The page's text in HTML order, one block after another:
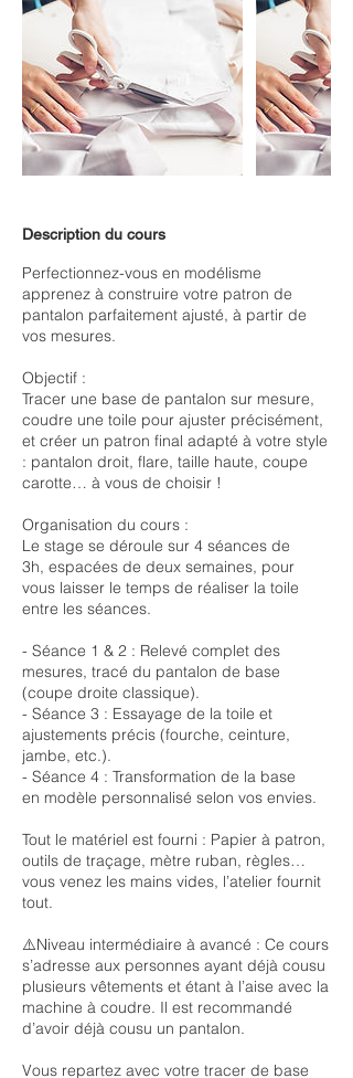
Description du cours
Perfectionnez-vous en modélisme
apprenez à construire votre patron de
pantalon parfaitement ajusté, à partir de
vos mesures.
Objectif :
Tracer une base de pantalon sur mesure,
coudre une toile pour ajuster précisément,
et créer un patron final adapté à votre style
: pantalon droit, flare, taille haute, coupe
carotte… à vous de choisir !
Organisation du cours :
Le stage se déroule sur 4 séances de
3h, espacées de deux semaines, pour
vous laisser le temps de réaliser la toile
entre les séances.
- Séance 1 & 2 : Relevé complet des
mesures, tracé du pantalon de base
(coupe droite classique).
- Séance 3 : Essayage de la toile et
ajustements précis (fourche, ceinture,
jambe, etc.).
- Séance 4 : Transformation de la base
en modèle personnalisé selon vos envies.
Tout le matériel est fourni : Papier à patron,
outils de traçage, mètre ruban, règles…
vous venez les mains vides, l’atelier fournit
tout.
⚠️Niveau intermédiaire à avancé : Ce cours
s’adresse aux personnes ayant déjà cousu
plusieurs vêtements et étant à l’aise avec la
machine à coudre. Il est recommandé
d’avoir déjà cousu un pantalon.
Vous repartez avec votre tracer de base